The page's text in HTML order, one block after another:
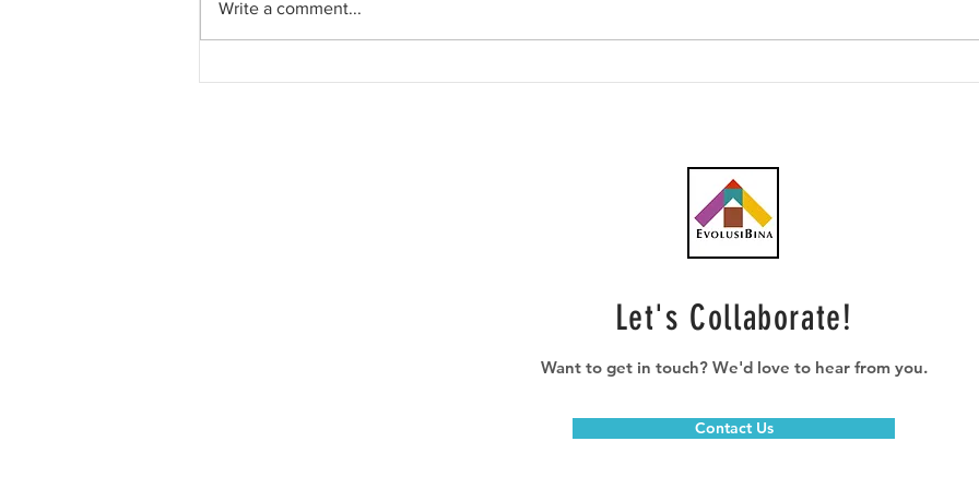
Write a comment...
Let's Collaborate!
Want to get in touch? We'd love to hear from you.
Contact Us